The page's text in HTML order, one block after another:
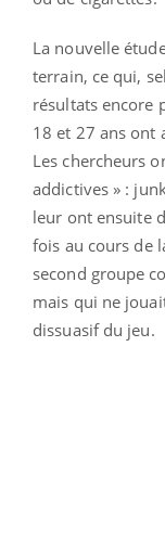
La nouvelle
terrain, ce qui,
résultats encore
18 et 27 ans ont
Les chercheurs
addictives » :
leur ont ensuite
fois au cours de
second groupe
mais qui ne
dissuasif du jeu.